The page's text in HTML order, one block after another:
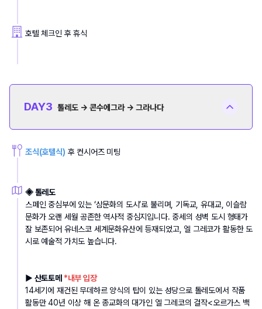
호텔 체크인 후 휴식
DAY3 톨레도 → 콘수에그라 → 그라나다
조식(호텔식) 후 컨시어즈 미팅
◈ 톨레도
스페인 중심부에 있는 ‘삼문화의 도시’로 불리며, 기독교, 유대교, 이슬람
문화가 오랜 세월 공존한 역사적 중심지입니다. 중세의 성벽 도시 형태가
잘 보존되어 유네스코 세계문화유산에 등재되었고, 엘 그레코가 활동한 도
시로 예술적 가치도 높습니다.
▶ 산토토메 *내부 입장
14세기에 재건된 무데하르 양식의 탑이 있는 성당으로 톨레도에서 작품
활동만 40년 이상 해 온 종교화의 대가인 엘 그레코의 걸작<오르가스 백